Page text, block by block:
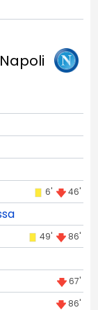
Napoli
6' 46'
49' 86'
67'
86'